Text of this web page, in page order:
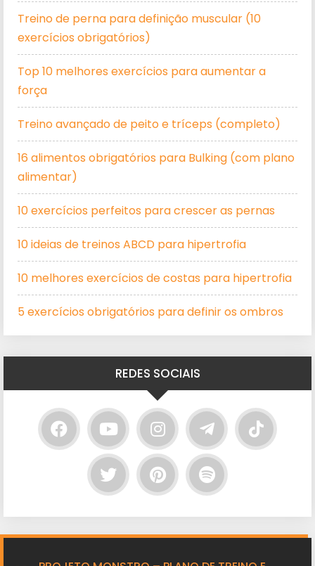
Treino de perna para definição muscular (10
exercícios obrigatórios)
Top 10 melhores exercícios para aumentar a
força
Treino avançado de peito e tríceps (completo)
16 alimentos obrigatórios para Bulking (com plano
alimentar)
10 exercícios perfeitos para crescer as pernas
10 ideias de treinos ABCD para hipertrofia
10 melhores exercícios de costas para hipertrofia
5 exercícios obrigatórios para definir os ombros
REDES SOCIAIS